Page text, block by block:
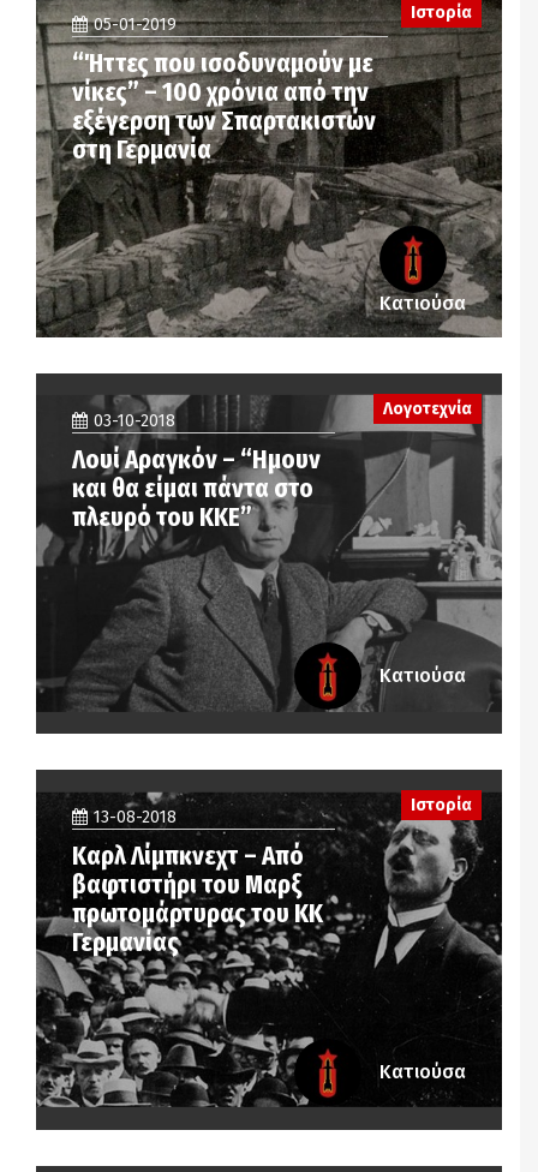
Ιστορία
05-01-2019
“Ήττες που ισοδυναμούν με
νίκες” – 100 χρόνια από την
εξέγερση των Σπαρτακιστών
στη Γερμανία
Κατιούσα
03-10-2018
Λουί Αραγκόν – “Ημουν
και θα είμαι πάντα στο
πλευρό του ΚΚΕ”
Λογοτεχνία
Κατιούσα
13-08-2018
Καρλ Λίμπκνεχτ – Από
βαφτιστήρι του Μαρξ
πρωτομάρτυρας του ΚΚ
Γερμανίας
Ιστορία
Κατιούσα